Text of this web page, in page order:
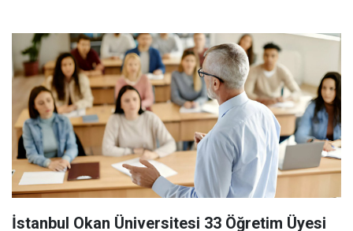
İstanbul Okan Üniversitesi 33 Öğretim Üyesi